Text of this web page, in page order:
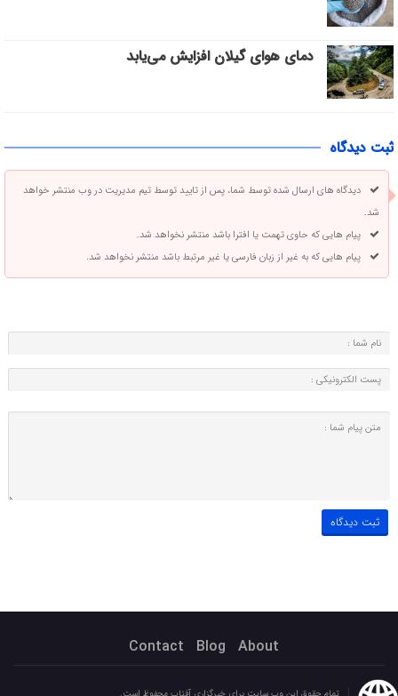
دمای هوای گیلان افزایش می‌یابد
ثبت دیدگاه
دیدگاه های ارسال شده توسط شما، پس از تایید توسط تیم مدیریت در وب منتشر خواهد
شد.
پیام هایی که حاوی تهمت یا افترا باشد منتشر نخواهد شد.
پیام هایی که به غیر از زبان فارسی یا غیر مرتبط باشد منتشر نخواهد شد.
About
Blog
Contact